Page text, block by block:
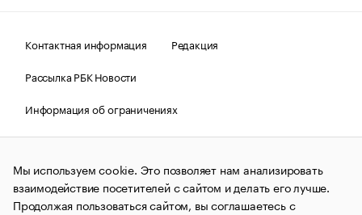
Контактная информация
Редакция
Рассылка РБК Новости
Информация об ограничениях
Правовая информация
О соблюдении авторских прав
© АО «РОСБИЗНЕСКОНСАЛТИНГ»,1995–2026.Сообщения
и материалы информационного агентства «РБК»
(зарегистрировано Федеральной службой по надзору в сфере
связи, информационных технологий и массовых
Мы используем cookie. Это позволяет нам анализировать
взаимодействие посетителей с сайтом и делать его лучше.
Продолжая пользоваться сайтом, вы соглашаетесь с